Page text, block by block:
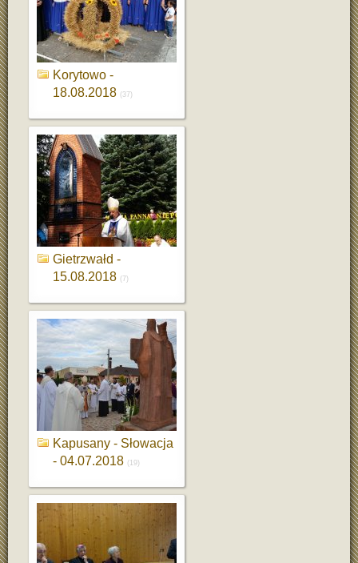
Korytowo -
18.08.2018 (37)
Gietrzwałd -
15.08.2018 (7)
Kapusany - Słowacja
- 04.07.2018 (19)